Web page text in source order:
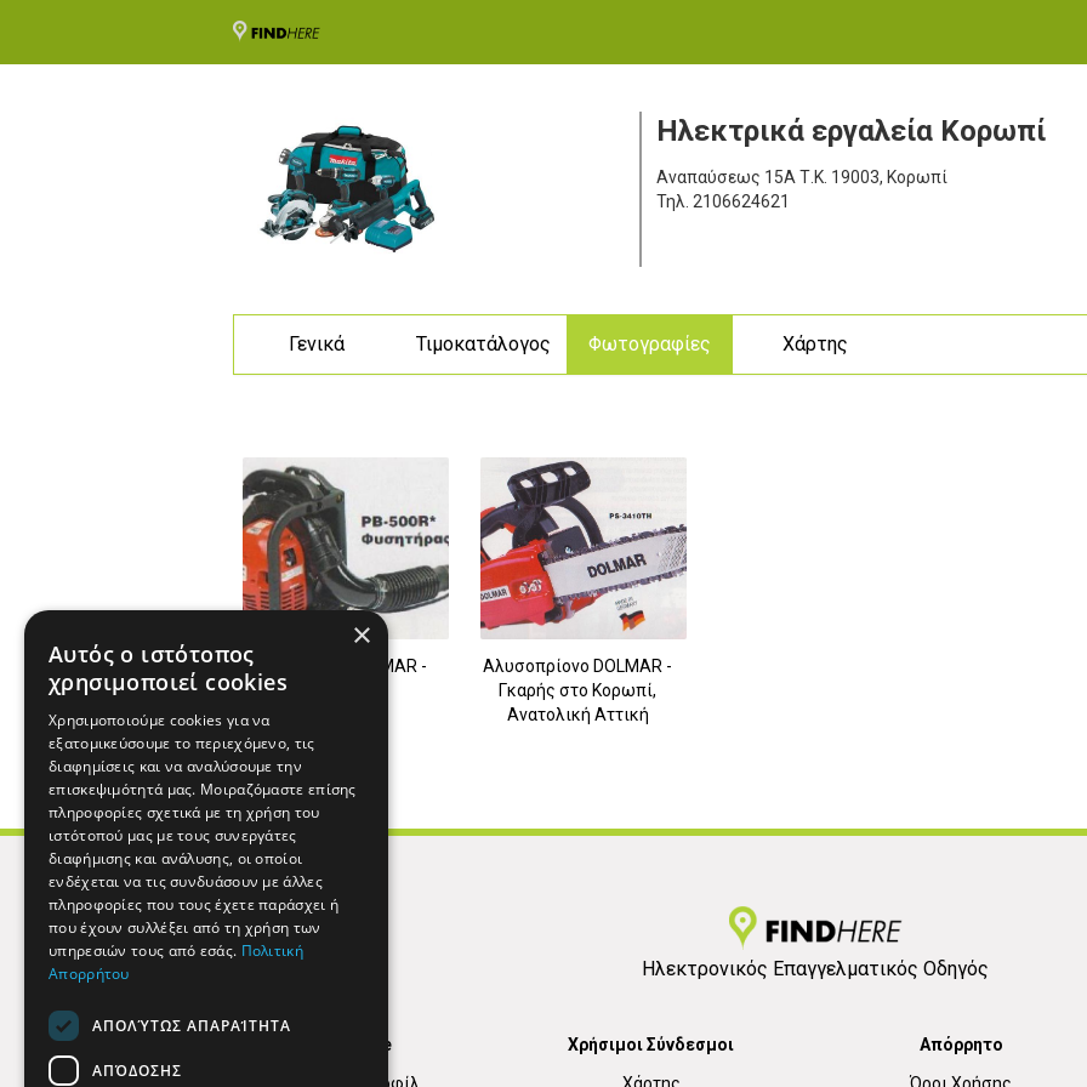
Ηλεκτρικά εργαλεία Κορωπί
Αναπαύσεως 15Α Τ.Κ. 19003, Κορωπί
Τηλ. 2106624621
Γενικά Τιμοκατάλογος Φωτογραφίες Χάρτης
Φυσητήρας DOLMAR -
Αλυσοπρίονο DOLMAR -
Γκαρής στο Κορωπί,
Ανατολική Αττική
2
Ηλεκτρονικός Επαγγελματικός Οδηγός
Find Here
Χρήσιμοι Σύνδεσμοι
Απόρρητο
×
Αυτός ο ιστότοπος
χρησιμοποιεί cookies
Χρησιμοποιούμε cookies για να
εξατομικεύσουμε το περιεχόμενο, τις
διαφημίσεις και να αναλύσουμε την
επισκεψιμότητά μας. Μοιραζόμαστε επίσης
πληροφορίες σχετικά με τη χρήση του
ιστότοπού μας με τους συνεργάτες
διαφήμισης και ανάλυσης, οι οποίοι
ενδέχεται να τις συνδυάσουν με άλλες
πληροφορίες που τους έχετε παράσχει ή
που έχουν συλλέξει από τη χρήση των
υπηρεσιών τους από εσάς. Πολιτική
Απορρήτου
ΑΠΟΛΎΤΩΣ ΑΠΑΡΑΊΤΗΤΑ
ΑΠΌΔΟΣΗΣ